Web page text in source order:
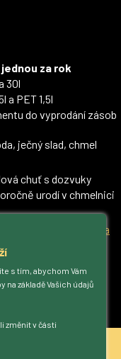
s tím, abychom Vám
základě Vašich údajů
změnit v části
za rok
30l
a PET 1,5l
do vyprodání zásob
ječný slad, chmel
chuť s dozvuky
urodí v chmelnici
si
mapu restaurací a
ke dveřím – stačí
rovněž najdete ve